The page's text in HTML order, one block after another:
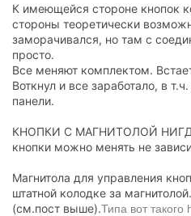
К имеющейся стороне кнопок
стороны теоретически
заморачивался, но там с
просто.
Все меняют комплектом.
Воткнул и все заработало, в
панели.
КНОПКИ С МАГНИТОЛОЙ
кнопки можно менять не
Магнитола для управления
штатной колодке за
(см.пост выше).Типа вот такого